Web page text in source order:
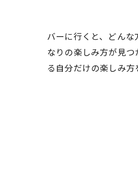
バーに行くと、どん
なりの楽しみ方が見
る自分だけの楽しみ方